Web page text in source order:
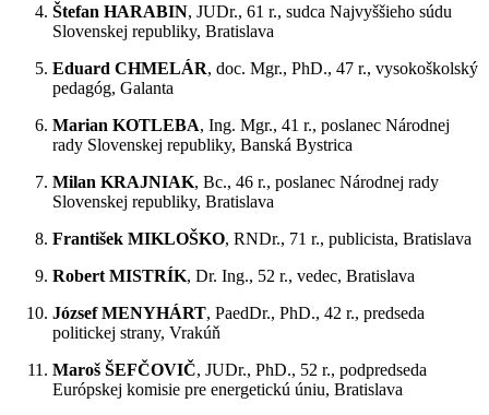
Štefan HARABIN, JUDr., 61 r., sudca Najvyššieho súdu
Slovenskej republiky, Bratislava
Eduard CHMELÁR, doc. Mgr., PhD., 47 r., vysokoškolský
pedagóg, Galanta
Marian KOTLEBA, Ing. Mgr., 41 r., poslanec Národnej
rady Slovenskej republiky, Banská Bystrica
Milan KRAJNIAK, Bc., 46 r., poslanec Národnej rady
Slovenskej republiky, Bratislava
František MIKLOŠKO, RNDr., 71 r., publicista, Bratislava
Robert MISTRÍK, Dr. Ing., 52 r., vedec, Bratislava
József MENYHÁRT, PaedDr., PhD., 42 r., predseda
politickej strany, Vrakúň
Maroš ŠEFČOVIČ, JUDr., PhD., 52 r., podpredseda
Európskej komisie pre energetickú úniu, Bratislava